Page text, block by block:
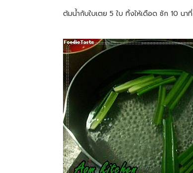
ต้มน้ำกับใบเตย 5 ใบ ทิ้งให้เดือด ซัก 10 นาที่